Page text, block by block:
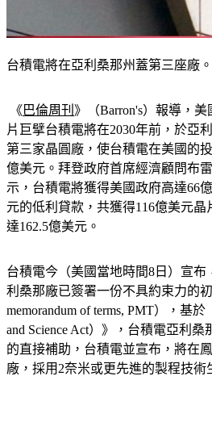
台積電將在亞利桑那州蓋第三座廠
《 巴倫周刊 》
（Barron's）報導，
片巨擘台積電將在2030年前，於亞
第三家晶圓廠，使台積電在美國的
億美元。拜登政府首席經濟顧問布
示，台積電將獲得美國政府高達66
元的低利貸款，共獲得116億美元
達162.5億美元。
台積電今（美國當地時間8日）宣布
利桑那廠已簽署一份不具約束力的
memorandum of terms, PMT），基
and Science Act）》，台積電亞利
的直接補助，台積電並宣布，將在
廠，採用2奈米或更先進的製程技術